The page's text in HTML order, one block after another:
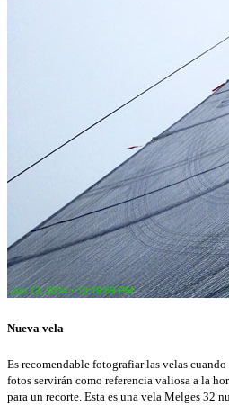
Nueva vela
Es recomendable fotografiar las velas
fotos servirán como referencia valiosa a la
para un recorte. Esta es una vela Melges 32